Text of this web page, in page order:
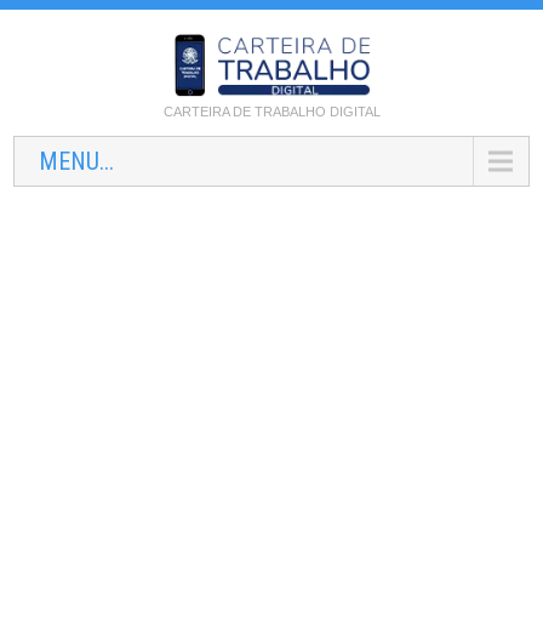
CARTEIRA DE TRABALHO DIGITAL
MENU...